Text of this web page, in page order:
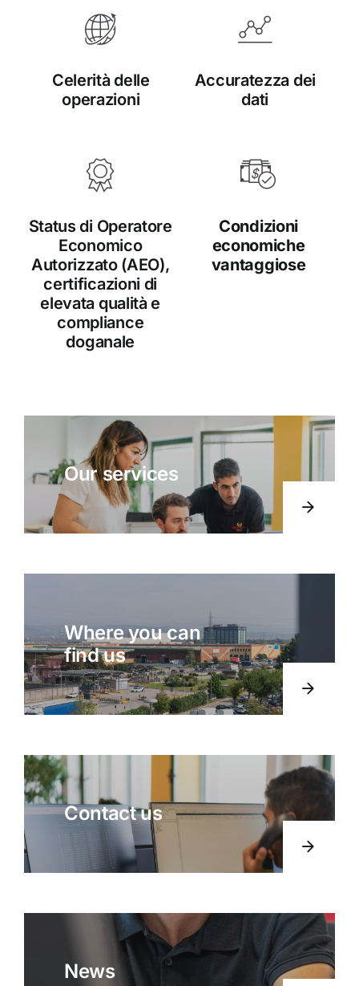
Celerità delle
operazioni
Accuratezza dei
dati
Status di Operatore
Economico
Autorizzato (AEO),
certificazioni di
elevata qualità e
compliance
doganale
Condizioni
economiche
vantaggiose
Our services
Where you can
find us
Contact us
News